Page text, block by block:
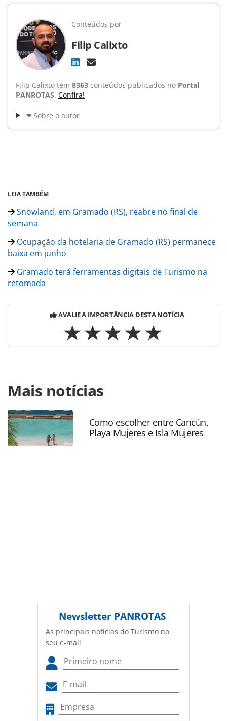
Conteúdos por
Filip Calixto
Filip Calixto tem 8363 conteúdos publicados no Portal
PANROTAS. Confira!
Sobre o autor
LEIA TAMBÉM
Snowland, em Gramado (RS), reabre no final de
semana
Ocupação da hotelaria de Gramado (RS) permanece
baixa em junho
Gramado terá ferramentas digitais de Turismo na
retomada
AVALIE A IMPORTÂNCIA DESTA NOTÍCIA
https://www.panrotas.com.br/mercado/receptivos/2020/
lanca-tour-de-patinete-eletrico-em-gramado_175716.html
ou as ferramentas oferecidas na página. Todo o conteúdo
produzido pela PANROTAS Editora é protegido pela
legislação brasileira sobre direito autoral. Não reproduza o
conteúdo sem autorização da PANROTAS Editora
Mais notícias
Como escolher entre Cancún,
Playa Mujeres e Isla Mujeres
Newsletter PANROTAS
As principais notícias do Turismo no
seu e-mail